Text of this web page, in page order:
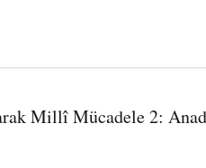
Millî Mücadele 2: